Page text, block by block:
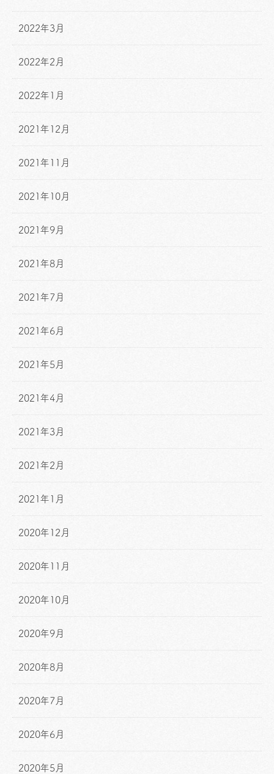
2022年3月
2022年2月
2022年1月
2021年12月
2021年11月
2021年10月
2021年9月
2021年8月
2021年7月
2021年6月
2021年5月
2021年4月
2021年3月
2021年2月
2021年1月
2020年12月
2020年11月
2020年10月
2020年9月
2020年8月
2020年7月
2020年6月
2020年5月